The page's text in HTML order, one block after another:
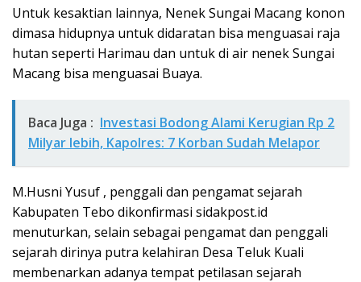
Untuk kesaktian lainnya, Nenek Sungai Macang konon
dimasa hidupnya untuk didaratan bisa menguasai raja
hutan seperti Harimau dan untuk di air nenek Sungai
Macang bisa menguasai Buaya.
Baca Juga : Investasi Bodong Alami Kerugian Rp 2
Milyar lebih, Kapolres: 7 Korban Sudah Melapor
M.Husni Yusuf , penggali dan pengamat sejarah
Kabupaten Tebo dikonfirmasi sidakpost.id
menuturkan, selain sebagai pengamat dan penggali
sejarah dirinya putra kelahiran Desa Teluk Kuali
membenarkan adanya tempat petilasan sejarah